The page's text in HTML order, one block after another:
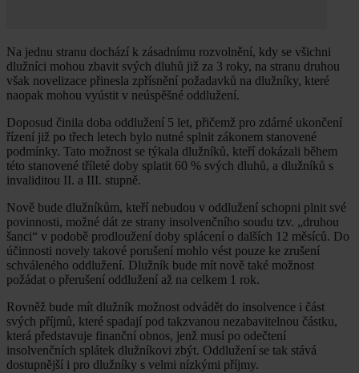
Na jednu stranu dochází k zásadnímu rozvolnění, kdy se všichni
dlužníci mohou zbavit svých dluhů již za 3 roky, na stranu druhou
však novelizace přinesla zpřísnění požadavků na dlužníky, které
naopak mohou vyústit v neúspěšné oddlužení.
Doposud činila doba oddlužení 5 let, přičemž pro zdárné ukončení
řízení již po třech letech bylo nutné splnit zákonem stanovené
podmínky. Tato možnost se týkala dlužníků, kteří dokázali během
této stanovené tříleté doby splatit 60 % svých dluhů, a dlužníků s
invaliditou II. a III. stupně.
Nově bude dlužníkům, kteří nebudou v oddlužení schopni plnit své
povinnosti, možné dát ze strany insolvenčního soudu tzv. „druhou
šanci“ v podobě prodloužení doby splácení o dalších 12 měsíců. Do
účinnosti novely takové porušení mohlo vést pouze ke zrušení
schváleného oddlužení. Dlužník bude mít nově také možnost
požádat o přerušení oddlužení až na celkem 1 rok.
Rovněž bude mít dlužník možnost odvádět do insolvence i část
svých příjmů, které spadají pod takzvanou nezabavitelnou částku,
která představuje finanční obnos, jenž musí po odečtení
insolvenčních splátek dlužníkovi zbýt. Oddlužení se tak stává
dostupnější i pro dlužníky s velmi nízkými příjmy.